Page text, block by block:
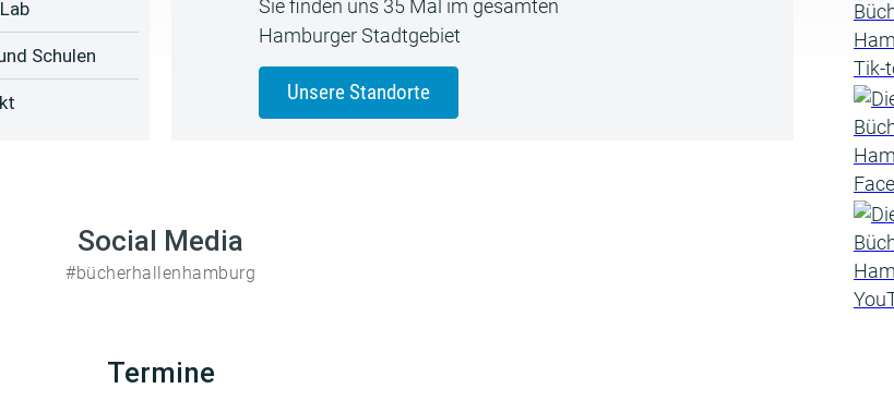
Schulen
Sie finden uns 35 Mal im gesamten
Hamburger Stadtgebiet
Unsere Standorte
Social Media
#bücherhallenhamburg
Termine